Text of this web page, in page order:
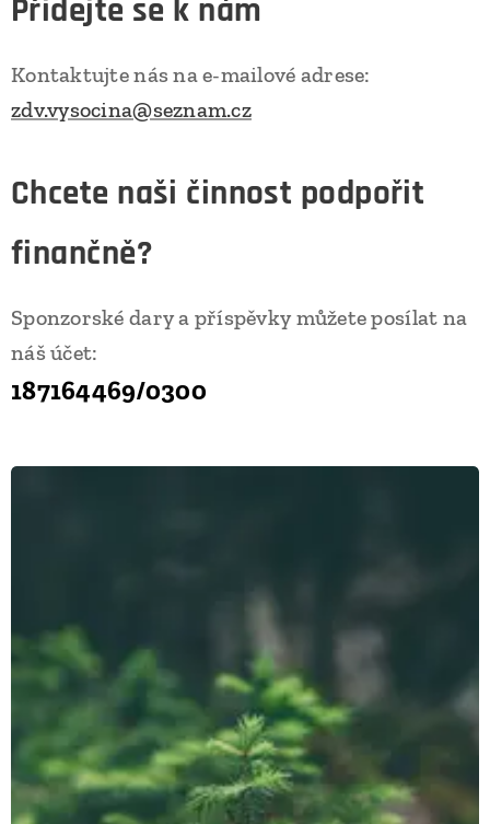
Přidejte se k nám
Kontaktujte nás na e-mailové adrese:
zdv.vysocina@seznam.cz
Chcete naši činnost podpořit
finančně?
Sponzorské dary a příspěvky můžete posílat na
náš účet:
187164469/0300